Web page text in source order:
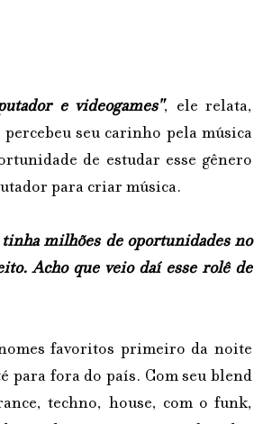
e videogames", ele relata,
seu carinho pela música
de estudar esse gênero
para criar música.
milhões de oportunidades no
Acho que veio daí esse rolê de
favoritos primeiro da noite
para fora do país. Com seu blend
techno, house, com o funk,